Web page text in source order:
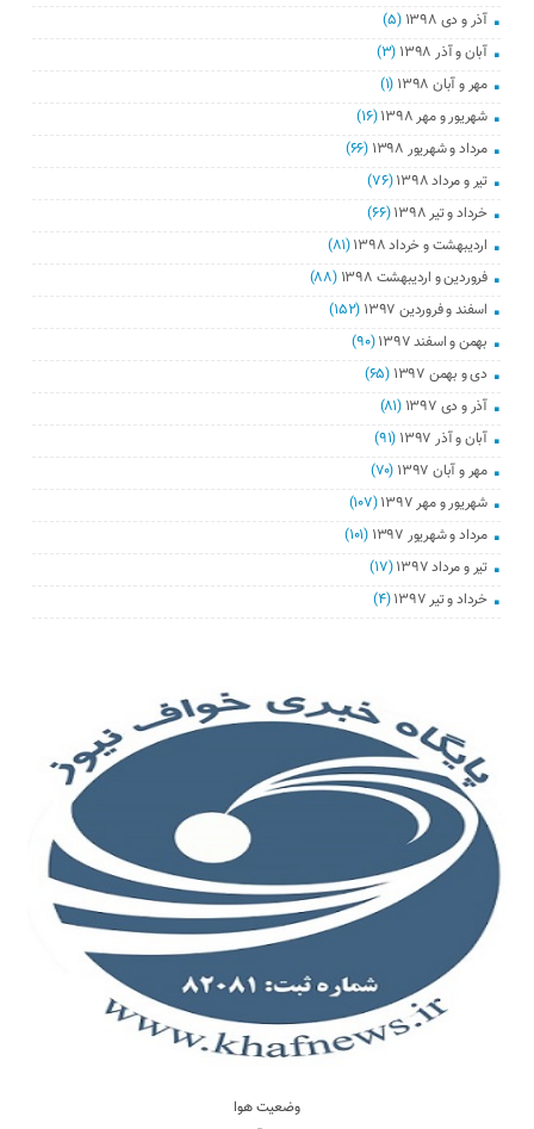
آذر و دی ۱۳۹۸
(۵)
آبان و آذر ۱۳۹۸
(۳)
مهر و آبان ۱۳۹۸
(۱)
شهریور و مهر ۱۳۹۸
(۱۶)
مرداد و شهریور ۱۳۹۸
(۶۶)
تیر و مرداد ۱۳۹۸
(۷۶)
خرداد و تیر ۱۳۹۸
(۶۶)
اردیبهشت و خرداد ۱۳۹۸
(۸۱)
فروردین و اردیبهشت ۱۳۹۸
(۸۸)
اسفند و فروردین ۱۳۹۷
(۱۵۲)
بهمن و اسفند ۱۳۹۷
(۹۰)
دی و بهمن ۱۳۹۷
(۶۵)
آذر و دی ۱۳۹۷
(۸۱)
آبان و آذر ۱۳۹۷
(۹۱)
مهر و آبان ۱۳۹۷
(۷۰)
شهریور و مهر ۱۳۹۷
(۱۰۷)
مرداد و شهریور ۱۳۹۷
(۱۰۱)
تیر و مرداد ۱۳۹۷
(۱۷)
خرداد و تیر ۱۳۹۷
(۴)
وضعیت هوا